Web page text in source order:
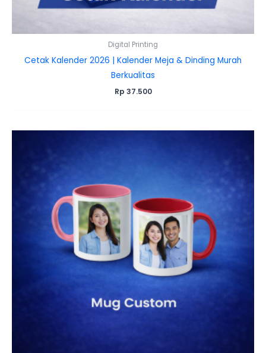
Digital Printing
Cetak Kalender 2026 | Kalender Meja & Dinding Murah
Berkualitas
Rp 37.500